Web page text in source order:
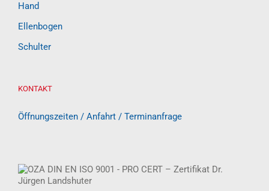
Hand
Ellenbogen
Schulter
KONTAKT
Öffnungszeiten / Anfahrt / Terminanfrage